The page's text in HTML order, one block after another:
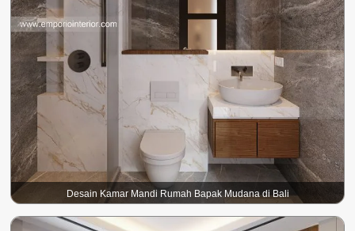
Desain Kamar Mandi Rumah Bapak Mudana di Bali